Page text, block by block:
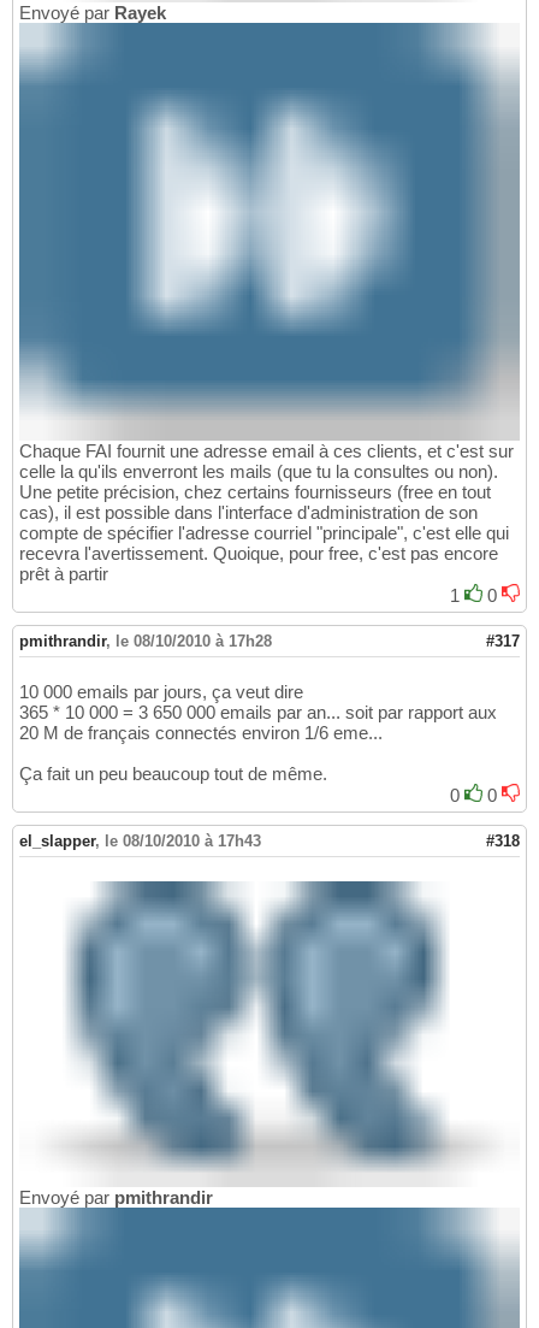
Envoyé par Rayek
Chaque FAI fournit une adresse email à ces clients, et c'est sur
celle la qu'ils enverront les mails (que tu la consultes ou non).
Une petite précision, chez certains fournisseurs (free en tout
cas), il est possible dans l'interface d'administration de son
compte de spécifier l'adresse courriel "principale", c'est elle qui
recevra l'avertissement. Quoique, pour free, c'est pas encore
prêt à partir
1
0
pmithrandir, le 08/10/2010 à 17h28 #317
10 000 emails par jours, ça veut dire
365 * 10 000 = 3 650 000 emails par an... soit par rapport aux
20 M de français connectés environ 1/6 eme...
Ça fait un peu beaucoup tout de même.
0
0
el_slapper, le 08/10/2010 à 17h43 #318
Envoyé par pmithrandir